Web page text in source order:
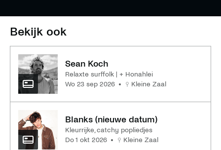
Bekijk ook
Sean Koch
Relaxte surffolk | + Honahlei
wo 23 sep 2026
Kleine Zaal
Blanks (nieuwe datum)
Kleurrijke, catchy popliedjes
do 1 okt 2026
Kleine Zaal